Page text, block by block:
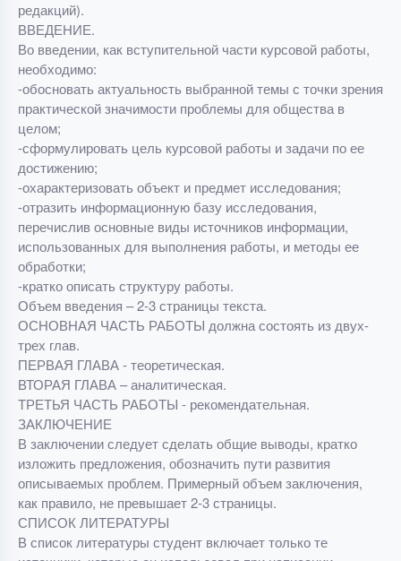
редакций).
ВВЕДЕНИЕ.
Во введении, как вступительной части курсовой работы,
необходимо:
-обосновать актуальность выбранной темы с точки зрения
практической значимости проблемы для общества в
целом;
-сформулировать цель курсовой работы и задачи по ее
достижению;
-охарактеризовать объект и предмет исследования;
-отразить информационную базу исследования,
перечислив основные виды источников информации,
использованных для выполнения работы, и методы ее
обработки;
-кратко описать структуру работы.
Объем введения – 2-3 страницы текста.
ОСНОВНАЯ ЧАСТЬ РАБОТЫ должна состоять из двух-
трех глав.
ПЕРВАЯ ГЛАВА - теоретическая.
ВТОРАЯ ГЛАВА – аналитическая.
ТРЕТЬЯ ЧАСТЬ РАБОТЫ - рекомендательная.
ЗАКЛЮЧЕНИЕ
В заключении следует сделать общие выводы, кратко
изложить предложения, обозначить пути развития
описываемых проблем. Примерный объем заключения,
как правило, не превышает 2-3 страницы.
СПИСОК ЛИТЕРАТУРЫ
В список литературы студент включает только те